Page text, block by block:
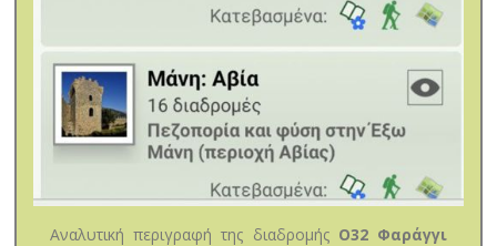
Αναλυτική περιγραφή της διαδρομής Ο32 Φαράγγι